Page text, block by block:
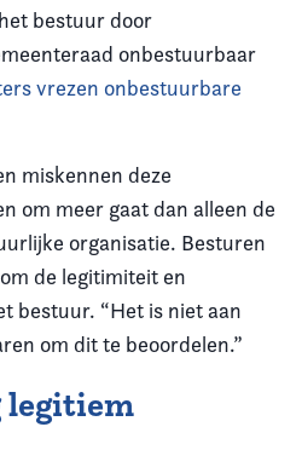
bestuur door
onbestuurbaar
vrezen onbestuurbare
miskennen deze
om meer gaat dan alleen de
organisatie. Besturen
de legitimiteit en
bestuur. “Het is niet aan
om dit te beoordelen.”